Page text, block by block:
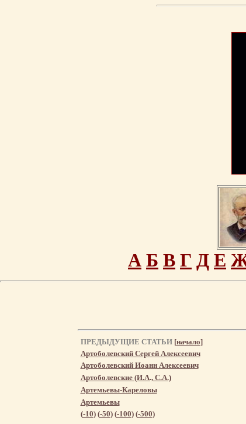
А Б В Г Д Е
ПРЕДЫДУЩИЕ СТАТЬИ [начало]
Артоболевский Сергей Алексеевич
Артоболевский Иоанн Алексеевич
Артоболевские (И.А., С.А.)
Артемьевы-Кареловы
Артемьевы
(-10) (-50) (-100) (-500)